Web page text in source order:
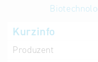
Institution
Kurzinfo
Produzent